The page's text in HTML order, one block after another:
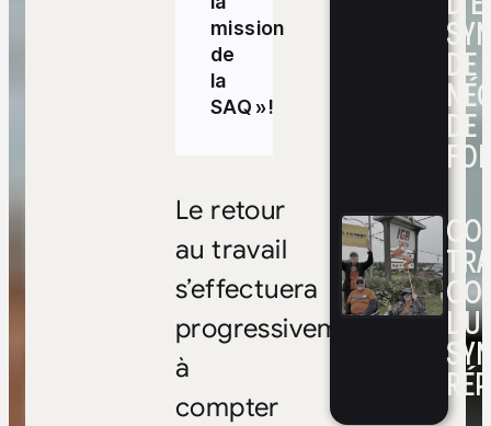
DE
DE
FOI
mission
de
la
SAQ » !
Le retour
au travail
s’effectuera
progressivement
à
compter